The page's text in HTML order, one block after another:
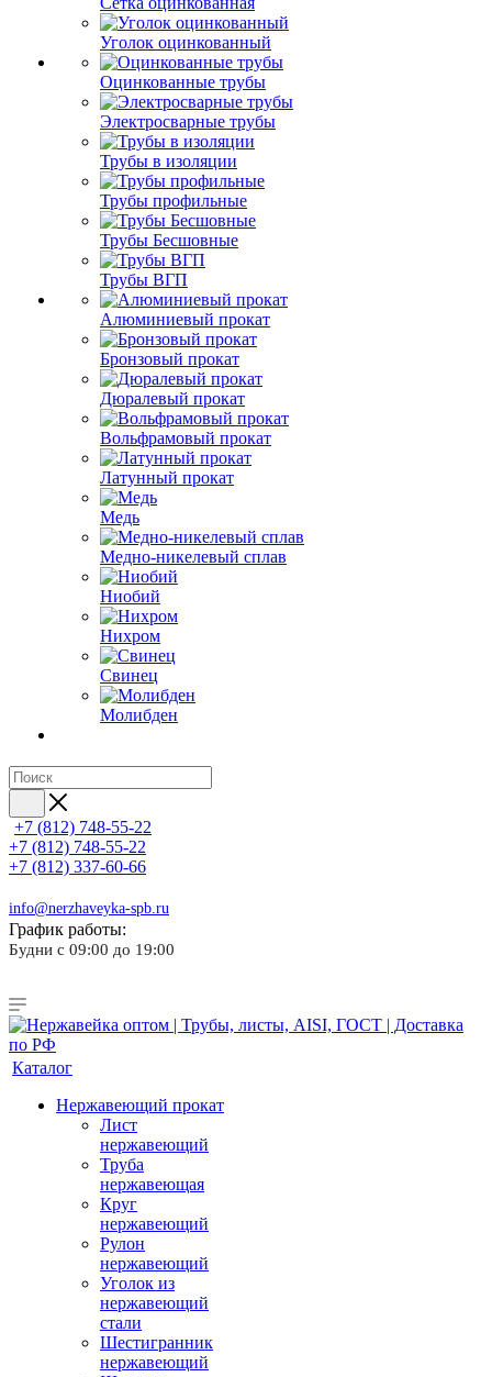
Уголок оцинкованный
Оцинкованные трубы
Электросварные трубы
Трубы в изоляции
Трубы профильные
Трубы Бесшовные
Трубы ВГП
Алюминиевый прокат
Бронзовый прокат
Дюралевый прокат
Вольфрамовый прокат
Латунный прокат
Медь
Медно-никелевый сплав
Ниобий
Нихром
Свинец
Молибден
+7 (812) 748-55-22
+7 (812) 748-55-22
+7 (812) 337-60-66
info@nerzhaveyka-spb.ru
График работы:
Будни с 09:00 до 19:00
Каталог
Нержавеющий прокат
Лист
нержавеющий
Труба
нержавеющая
Круг
нержавеющий
Рулон
нержавеющий
Уголок из
нержавеющий
стали
Шестигранник
нержавеющий